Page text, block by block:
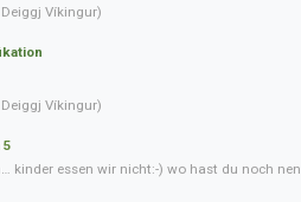
Deiggj Víkingur)
Deiggj Víkingur)
5
kinder essen wir nicht:-) wo hast du noch nen